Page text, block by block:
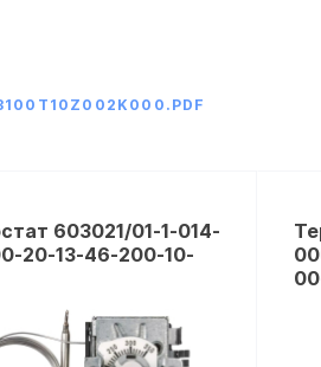
603021/01-1-014-
20-13-46-200-10-